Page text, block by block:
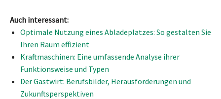
Auch interessant:
Optimale Nutzung eines Abladeplatzes: So gestalten Sie
Ihren Raum effizient
Kraftmaschinen: Eine umfassende Analyse ihrer
Funktionsweise und Typen
Der Gastwirt: Berufsbilder, Herausforderungen und
Zukunftsperspektiven